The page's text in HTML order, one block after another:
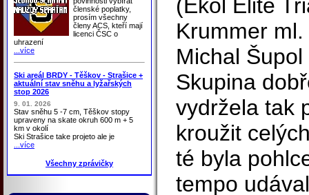
členské poplatky,
prosím všechny
členy ACS, kteří mají
licenci ČSC o
uhrazení
...více
Ski areál BRDY - Těškov - Strašice +
aktuální stav sněhu a lyžařských
stop 2026
9. 01. 2026
Stav sněhu 5 -7 cm, Těškov stopy
upraveny na skate okruh 600 m + 5
km v okolí
Ski Strašice take projeto ale je
...více
Všechny zprávičky
(Ekol Elite
Krummer
Michal
Skupina
vydržela tak
kroužit
té byla
tempo